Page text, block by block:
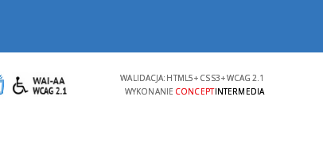
WALIDACJA: HTML5+ CSS3+WCAG 2.1
WYKONANIE CONCEPTINTERMEDIA